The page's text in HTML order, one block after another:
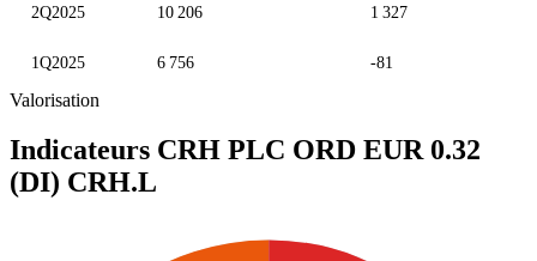
2Q2025 10 206 1 327
1Q2025 6 756 -81
Valorisation
Indicateurs CRH PLC ORD EUR 0.32
(DI) CRH.L